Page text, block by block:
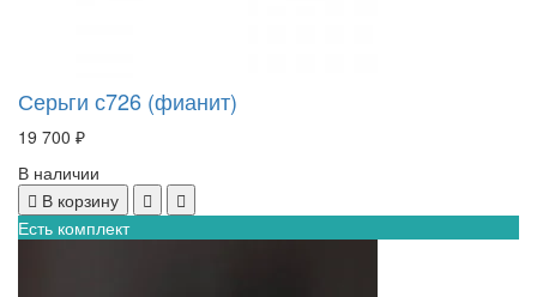
Серьги с726 (фианит)
19 700 ₽
В наличии
В корзину
Есть комплект